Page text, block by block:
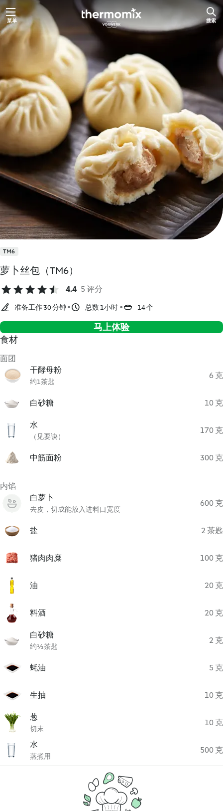
跳
至
内
容
菜单 搜索
TM6
萝卜丝包（TM6）
4.4 5 评分
准备工作 30 分钟 总数 1小时 14 个
马上体验
食材
面团
干酵母粉
约1茶匙
6 克
白砂糖 10 克
水
（见要诀）
170 克
中筋面粉 300 克
内馅
白萝卜
去皮，切成能放入进料口宽度
600 克
盐 2 茶匙
猪肉肉糜 100 克
油 20 克
料酒 20 克
白砂糖
约½茶匙
2 克
蚝油 5 克
生抽 10 克
葱
切末
10 克
水
蒸煮用
500 克